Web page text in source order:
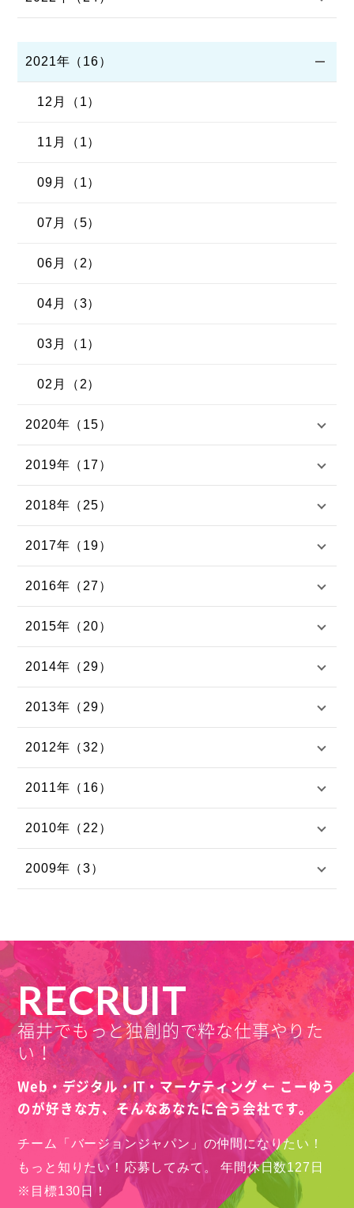
2021年（16）
12月（1）
11月（1）
09月（1）
07月（5）
06月（2）
04月（3）
03月（1）
02月（2）
2020年（15）
2019年（17）
2018年（25）
2017年（19）
2016年（27）
2015年（20）
2014年（29）
2013年（29）
2012年（32）
2011年（16）
2010年（22）
2009年（3）
RECRUIT
福井でもっと独創的で粋な仕事やりた
い！
Web・デジタル・IT・マーケティング ← こーゆう
のが好きな方、そんなあなたに合う会社です。
チーム「バージョンジャパン」の仲間になりたい！
もっと知りたい！応募してみて。
年間休日数127日
※目標130日！